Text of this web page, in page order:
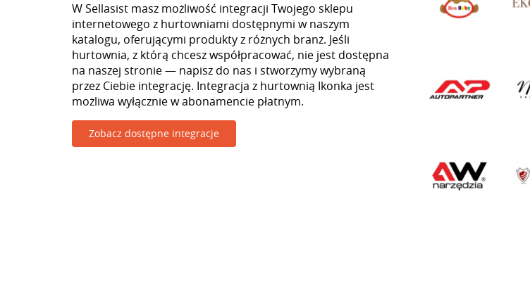
W Sellasist masz możliwość integracji Twojego sklepu
internetowego z hurtowniami dostępnymi w naszym
katalogu, oferującymi produkty z różnych branż. Jeśli
hurtownia, z którą chcesz współpracować, nie jest dostępna
na naszej stronie — napisz do nas i stworzymy wybraną
przez Ciebie integrację. Integracja z hurtownią Ikonka jest
możliwa wyłącznie w abonamencie płatnym.
Zobacz dostępne integracje